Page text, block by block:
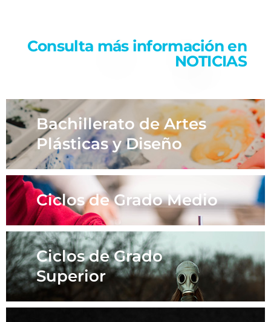
Consulta más información en
NOTICIAS
Bachillerato de Artes
Plásticas y Diseño
Ciclos de Grado Medio
Ciclos de Grado
Superior